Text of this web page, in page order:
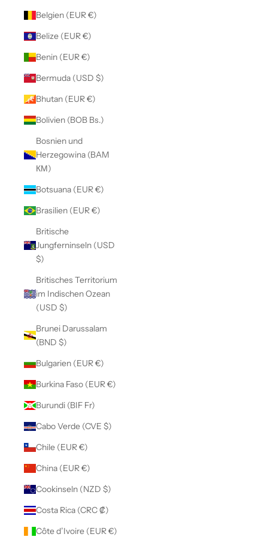
Belgien (EUR €)
Belize (EUR €)
Benin (EUR €)
Bermuda (USD $)
Bhutan (EUR €)
Bolivien (BOB Bs.)
Bosnien und
Herzegowina (BAM
КМ)
Botsuana (EUR €)
Brasilien (EUR €)
Britische
Jungferninseln (USD
$)
Britisches Territorium
im Indischen Ozean
(USD $)
Brunei Darussalam
(BND $)
Bulgarien (EUR €)
Burkina Faso (EUR €)
Burundi (BIF Fr)
Cabo Verde (CVE $)
Chile (EUR €)
China (EUR €)
Cookinseln (NZD $)
Costa Rica (CRC ₡)
Côte d’Ivoire (EUR €)